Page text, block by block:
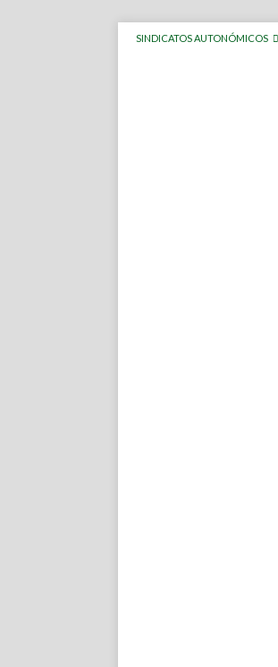
SINDICATOS AUTONÓMICOS